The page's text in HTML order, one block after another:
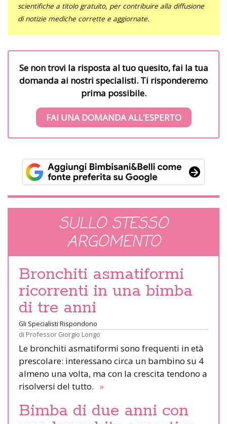
scientifiche a titolo gratuito, per contribuire alla diffusione
di notizie mediche corrette e aggiornate.
Se non trovi la risposta al tuo quesito, fai la tua
domanda ai nostri specialisti. Ti risponderemo
prima possibile.
FAI UNA DOMANDA ALL’ESPERTO
SULLO STESSO
ARGOMENTO
Bronchiti asmatiformi
ricorrenti in una bimba
di tre anni
Gli Specialisti Rispondono
di Professor Giorgio Longo
Le bronchiti asmatiformi sono frequenti in età
prescolare: interessano circa un bambino su 4
almeno una volta, ma con la crescita tendono a
risolversi del tutto. »
Bimba di due anni con